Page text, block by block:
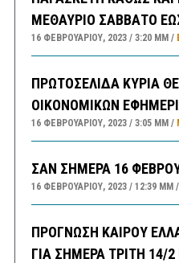
ΜΕΘΑΥΡΙΟ ΣΑΒΒΑΤΟ
16 ΦΕΒΡΟΥΑΡΊΟΥ, 2023 3:20 ΜΜ
ΠΡΩΤΟΣΕΛΙΔΑ ΚΥΡΙΑ
ΟΙΚΟΝΟΜΙΚΩΝ
16 ΦΕΒΡΟΥΑΡΊΟΥ, 2023 3:05 ΜΜ
ΣΑΝ ΣΗΜΕΡΑ 16
16 ΦΕΒΡΟΥΑΡΊΟΥ, 2023 12:39 ΜΜ
ΠΡΟΓΝΩΣΗ ΚΑΙΡΟΥ
ΓΙΑ ΣΗΜΕΡΑ ΤΡΙΤΗ 14/